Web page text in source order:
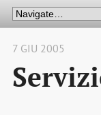
7 GIU 2005